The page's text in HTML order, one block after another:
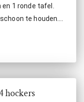
1 ronde tafel.
te houden.
hockers